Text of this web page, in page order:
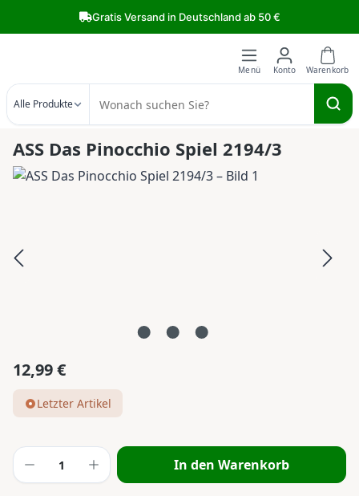
Zum Hauptinhalt springenGratis Versand in Deutschland ab 50 €
Alle Produkte
ASS Das Pinocchio Spiel 2194/3
Bildergalerie überspringen
Regulärer Preis:
12,99 €
Letzter Artikel
Produkt Anzahl: Gib den gewünschten
In den Warenkorb